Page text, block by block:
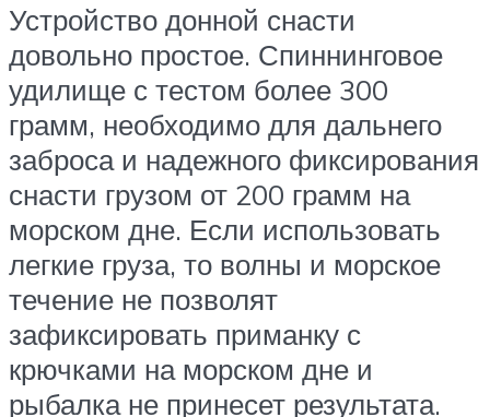
Устройство донной снасти
довольно простое. Спиннинговое
удилище с тестом более 300
грамм, необходимо для дальнего
заброса и надежного фиксирования
снасти грузом от 200 грамм на
морском дне. Если использовать
легкие груза, то волны и морское
течение не позволят
зафиксировать приманку с
крючками на морском дне и
рыбалка не принесет результата.